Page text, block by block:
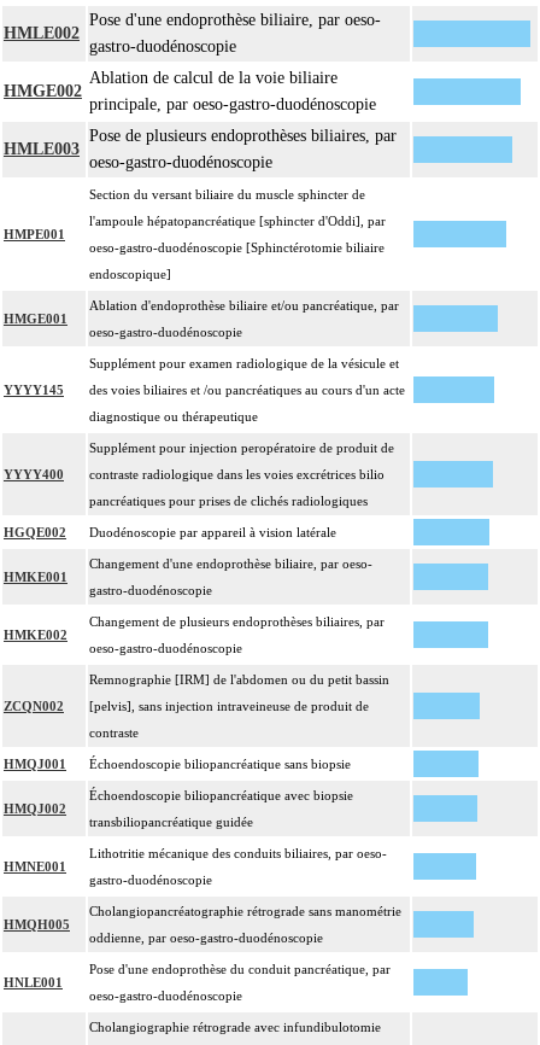
HMLE002
Pose d'une endoprothèse biliaire, par oeso-
gastro-duodénoscopie
HMGE002
Ablation de calcul de la voie biliaire
principale, par oeso-gastro-duodénoscopie
HMLE003
Pose de plusieurs endoprothèses biliaires, par
oeso-gastro-duodénoscopie
HMPE001
Section du versant biliaire du muscle sphincter de
l'ampoule hépatopancréatique [sphincter d'Oddi], par
oeso-gastro-duodénoscopie [Sphinctérotomie biliaire
endoscopique]
HMGE001
Ablation d'endoprothèse biliaire et/ou pancréatique, par
oeso-gastro-duodénoscopie
YYYY145
Supplément pour examen radiologique de la vésicule et
des voies biliaires et /ou pancréatiques au cours d'un acte
diagnostique ou thérapeutique
YYYY400
Supplément pour injection peropératoire de produit de
contraste radiologique dans les voies excrétrices bilio
pancréatiques pour prises de clichés radiologiques
HGQE002 Duodénoscopie par appareil à vision latérale
HMKE001
Changement d'une endoprothèse biliaire, par oeso-
gastro-duodénoscopie
HMKE002
Changement de plusieurs endoprothèses biliaires, par
oeso-gastro-duodénoscopie
ZCQN002
Remnographie [IRM] de l'abdomen ou du petit bassin
[pelvis], sans injection intraveineuse de produit de
contraste
HMQJ001 Échoendoscopie biliopancréatique sans biopsie
HMQJ002
Échoendoscopie biliopancréatique avec biopsie
transbiliopancréatique guidée
HMNE001
Lithotritie mécanique des conduits biliaires, par oeso-
gastro-duodénoscopie
HMQH005
Cholangiopancréatographie rétrograde sans manométrie
oddienne, par oeso-gastro-duodénoscopie
HNLE001
Pose d'une endoprothèse du conduit pancréatique, par
oeso-gastro-duodénoscopie
Cholangiographie rétrograde avec infundibulotomie